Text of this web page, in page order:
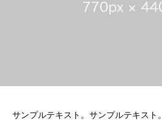
サンプルテキスト。サンプルテキスト。